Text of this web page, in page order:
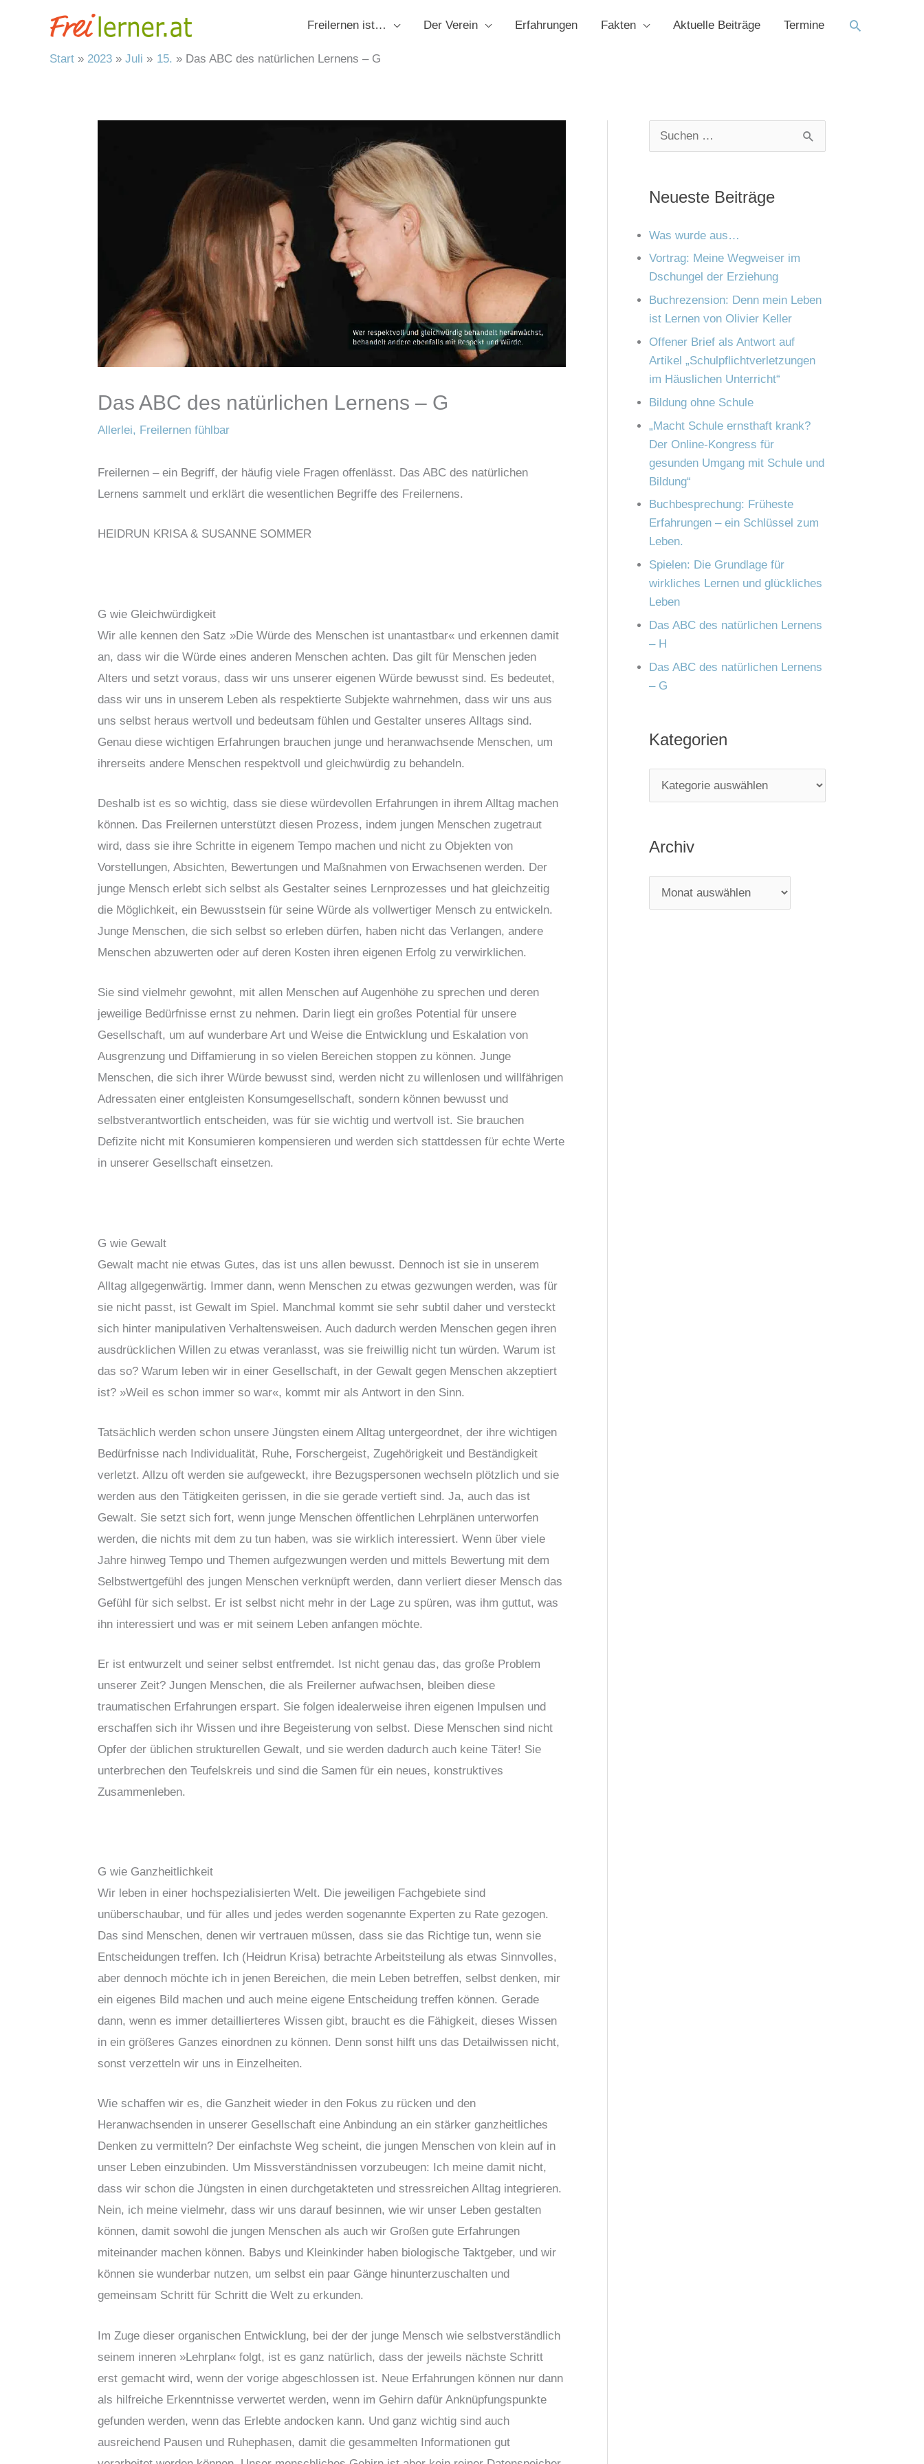
Freilernen ist… Der Verein Erfahrungen Fakten Aktuelle Beiträge Termine Suchen
Start 2023 Juli 15. Das ABC des natürlichen Lernens – G
Das ABC des natürlichen Lernens – G
Allerlei, Freilernen fühlbar
Freilernen – ein Begriff, der häufig viele Fragen offenlässt. Das ABC des natürlichen
Lernens sammelt und erklärt die wesentlichen Begriffe des Freilernens.
HEIDRUN KRISA & SUSANNE SOMMER
G wie Gleichwürdigkeit
Wir alle kennen den Satz »Die Würde des Menschen ist unantastbar« und erkennen damit
an, dass wir die Würde eines anderen Menschen achten. Das gilt für Menschen jeden
Alters und setzt voraus, dass wir uns unserer eigenen Würde bewusst sind. Es bedeutet,
dass wir uns in unserem Leben als respektierte Subjekte wahrnehmen, dass wir uns aus
uns selbst heraus wertvoll und bedeutsam fühlen und Gestalter unseres Alltags sind.
Genau diese wichtigen Erfahrungen brauchen junge und heranwachsende Menschen, um
ihrerseits andere Menschen respektvoll und gleichwürdig zu behandeln.
Deshalb ist es so wichtig, dass sie diese würdevollen Erfahrungen in ihrem Alltag machen
können. Das Freilernen unterstützt diesen Prozess, indem jungen Menschen zugetraut
wird, dass sie ihre Schritte in eigenem Tempo machen und nicht zu Objekten von
Vorstellungen, Absichten, Bewertungen und Maßnahmen von Erwachsenen werden. Der
junge Mensch erlebt sich selbst als Gestalter seines Lernprozesses und hat gleichzeitig
die Möglichkeit, ein Bewusstsein für seine Würde als vollwertiger Mensch zu entwickeln.
Junge Menschen, die sich selbst so erleben dürfen, haben nicht das Verlangen, andere
Menschen abzuwerten oder auf deren Kosten ihren eigenen Erfolg zu verwirklichen.
Sie sind vielmehr gewohnt, mit allen Menschen auf Augenhöhe zu sprechen und deren
jeweilige Bedürfnisse ernst zu nehmen. Darin liegt ein großes Potential für unsere
Gesellschaft, um auf wunderbare Art und Weise die Entwicklung und Eskalation von
Ausgrenzung und Diffamierung in so vielen Bereichen stoppen zu können. Junge
Menschen, die sich ihrer Würde bewusst sind, werden nicht zu willenlosen und willfährigen
Adressaten einer entgleisten Konsumgesellschaft, sondern können bewusst und
selbstverantwortlich entscheiden, was für sie wichtig und wertvoll ist. Sie brauchen
Defizite nicht mit Konsumieren kompensieren und werden sich stattdessen für echte Werte
in unserer Gesellschaft einsetzen.
G wie Gewalt
Gewalt macht nie etwas Gutes, das ist uns allen bewusst. Dennoch ist sie in unserem
Alltag allgegenwärtig. Immer dann, wenn Menschen zu etwas gezwungen werden, was für
sie nicht passt, ist Gewalt im Spiel. Manchmal kommt sie sehr subtil daher und versteckt
sich hinter manipulativen Verhaltensweisen. Auch dadurch werden Menschen gegen ihren
ausdrücklichen Willen zu etwas veranlasst, was sie freiwillig nicht tun würden. Warum ist
das so? Warum leben wir in einer Gesellschaft, in der Gewalt gegen Menschen akzeptiert
ist? »Weil es schon immer so war«, kommt mir als Antwort in den Sinn.
Tatsächlich werden schon unsere Jüngsten einem Alltag untergeordnet, der ihre wichtigen
Bedürfnisse nach Individualität, Ruhe, Forschergeist, Zugehörigkeit und Beständigkeit
verletzt. Allzu oft werden sie aufgeweckt, ihre Bezugspersonen wechseln plötzlich und sie
werden aus den Tätigkeiten gerissen, in die sie gerade vertieft sind. Ja, auch das ist
Gewalt. Sie setzt sich fort, wenn junge Menschen öffentlichen Lehrplänen unterworfen
werden, die nichts mit dem zu tun haben, was sie wirklich interessiert. Wenn über viele
Jahre hinweg Tempo und Themen aufgezwungen werden und mittels Bewertung mit dem
Selbstwertgefühl des jungen Menschen verknüpft werden, dann verliert dieser Mensch das
Gefühl für sich selbst. Er ist selbst nicht mehr in der Lage zu spüren, was ihm guttut, was
ihn interessiert und was er mit seinem Leben anfangen möchte.
Er ist entwurzelt und seiner selbst entfremdet. Ist nicht genau das, das große Problem
unserer Zeit? Jungen Menschen, die als Freilerner aufwachsen, bleiben diese
traumatischen Erfahrungen erspart. Sie folgen idealerweise ihren eigenen Impulsen und
erschaffen sich ihr Wissen und ihre Begeisterung von selbst. Diese Menschen sind nicht
Opfer der üblichen strukturellen Gewalt, und sie werden dadurch auch keine Täter! Sie
unterbrechen den Teufelskreis und sind die Samen für ein neues, konstruktives
Zusammenleben.
G wie Ganzheitlichkeit
Wir leben in einer hochspezialisierten Welt. Die jeweiligen Fachgebiete sind
unüberschaubar, und für alles und jedes werden sogenannte Experten zu Rate gezogen.
Das sind Menschen, denen wir vertrauen müssen, dass sie das Richtige tun, wenn sie
Entscheidungen treffen. Ich (Heidrun Krisa) betrachte Arbeitsteilung als etwas Sinnvolles,
aber dennoch möchte ich in jenen Bereichen, die mein Leben betreffen, selbst denken, mir
ein eigenes Bild machen und auch meine eigene Entscheidung treffen können. Gerade
dann, wenn es immer detaillierteres Wissen gibt, braucht es die Fähigkeit, dieses Wissen
in ein größeres Ganzes einordnen zu können. Denn sonst hilft uns das Detailwissen nicht,
sonst verzetteln wir uns in Einzelheiten.
Wie schaffen wir es, die Ganzheit wieder in den Fokus zu rücken und den
Heranwachsenden in unserer Gesellschaft eine Anbindung an ein stärker ganzheitliches
Denken zu vermitteln? Der einfachste Weg scheint, die jungen Menschen von klein auf in
unser Leben einzubinden. Um Missverständnissen vorzubeugen: Ich meine damit nicht,
dass wir schon die Jüngsten in einen durchgetakteten und stressreichen Alltag integrieren.
Nein, ich meine vielmehr, dass wir uns darauf besinnen, wie wir unser Leben gestalten
können, damit sowohl die jungen Menschen als auch wir Großen gute Erfahrungen
miteinander machen können. Babys und Kleinkinder haben biologische Taktgeber, und wir
können sie wunderbar nutzen, um selbst ein paar Gänge hinunterzuschalten und
gemeinsam Schritt für Schritt die Welt zu erkunden.
Im Zuge dieser organischen Entwicklung, bei der der junge Mensch wie selbstverständlich
seinem inneren »Lehrplan« folgt, ist es ganz natürlich, dass der jeweils nächste Schritt
erst gemacht wird, wenn der vorige abgeschlossen ist. Neue Erfahrungen können nur dann
als hilfreiche Erkenntnisse verwertet werden, wenn im Gehirn dafür Anknüpfungspunkte
gefunden werden, wenn das Erlebte andocken kann. Und ganz wichtig sind auch
ausreichend Pausen und Ruhephasen, damit die gesammelten Informationen gut
e
n
n
a
c
h
:
Neueste Beiträge
Was wurde aus…
Vortrag: Meine Wegweiser im
Dschungel der Erziehung
Buchrezension: Denn mein Leben
ist Lernen von Olivier Keller
Offener Brief als Antwort auf
Artikel „Schulpflichtverletzungen
im Häuslichen Unterricht“
Bildung ohne Schule
„Macht Schule ernsthaft krank?
Der Online-Kongress für
gesunden Umgang mit Schule und
Bildung“
Buchbesprechung: Früheste
Erfahrungen – ein Schlüssel zum
Leben.
Spielen: Die Grundlage für
wirkliches Lernen und glückliches
Leben
Das ABC des natürlichen Lernens
– H
Das ABC des natürlichen Lernens
– G
Kategorien
a
e
r
i
e
n
Archiv
r
h